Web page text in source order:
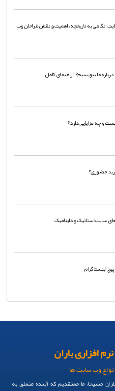
نگاهی به تاریخچه، اهمیت و نقش طراحان وب
ما بنویسیم؟ | راهنمای کامل
و چه مزایایی دارد؟
حضوری؟
سایت استاتیک و داینامیک
اینستاگرام
افزاری باران
وب سایت ها
مسیحا، ما معتقدیم که آینده متعلق به